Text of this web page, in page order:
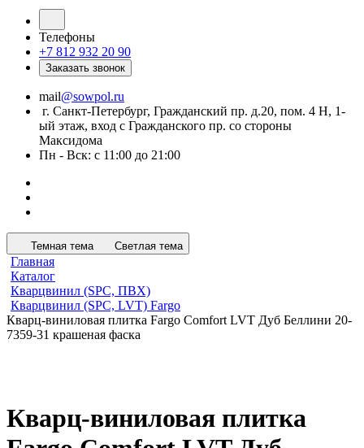
Телефоны
+7 812 932 20 90
Заказать звонок
mail@sowpol.ru
г. Санкт-Петербург, Гражданский пр. д.20, пом. 4 Н, 1-
ый этаж, вход с Гражданского пр. со стороны
Максидома
Пн - Вск: с 11:00 до 21:00
Темная тема Светлая тема
Главная
Каталог
Кварцвинил (SPC, ПВХ)
Кварцвинил (SPC, LVT) Fargo
Кварц-виниловая плитка Fargo Comfort LVT Дуб Беллини 20-
7359-31 крашеная фаска
Кварц-виниловая плитка